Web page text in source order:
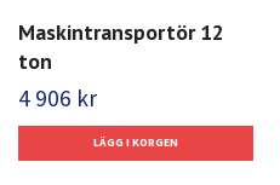
Maskintransportör 12
ton
4 906 kr